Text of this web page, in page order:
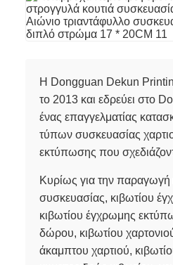
Η Dongguan Dekun
το 2013 και εδρεύει στο
ένας επαγγελματίας
τύπων συσκευασίας
εκτύπωσης που
Κυρίως για την παραγωγή
συσκευασίας, κιβωτίου
κιβωτίου έγχρωμης
δώρου, κιβωτίου
άκαμπτου χαρτιού,